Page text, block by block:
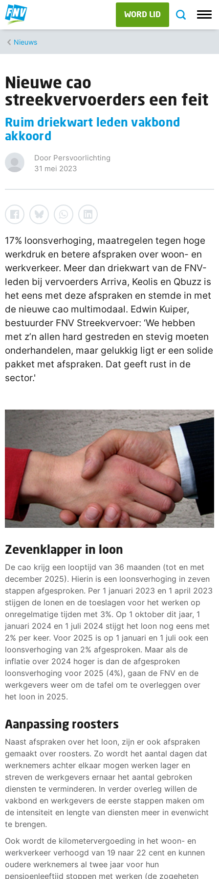
WORD LID
Nieuws
Nieuwe cao
streekvervoerders een feit
Ruim driekwart leden vakbond
akkoord
Door Persvoorlichting
31 mei 2023
17% loonsverhoging, maatregelen tegen hoge
werkdruk en betere afspraken over woon- en
werkverkeer. Meer dan driekwart van de FNV-
leden bij vervoerders Arriva, Keolis en Qbuzz is
het eens met deze afspraken en stemde in met
de nieuwe cao multimodaal. Edwin Kuiper,
bestuurder FNV Streekvervoer: ‘We hebben
met z’n allen hard gestreden en stevig moeten
onderhandelen, maar gelukkig ligt er een solide
pakket met afspraken. Dat geeft rust in de
sector.'
Zevenklapper in loon
De cao krijg een looptijd van 36 maanden (tot en met
december 2025). Hierin is een loonsverhoging in zeven
stappen afgesproken. Per 1 januari 2023 en 1 april 2023
stijgen de lonen en de toeslagen voor het werken op
onregelmatige tijden met 3%. Op 1 oktober dit jaar, 1
januari 2024 en 1 juli 2024 stijgt het loon nog eens met
2% per keer. Voor 2025 is op 1 januari en 1 juli ook een
loonsverhoging van 2% afgesproken. Maar als de
inflatie over 2024 hoger is dan de afgesproken
loonsverhoging voor 2025 (4%), gaan de FNV en de
werkgevers weer om de tafel om te overleggen over
het loon in 2025.
Aanpassing roosters
Naast afspraken over het loon, zijn er ook afspraken
gemaakt over roosters. Zo wordt het aantal dagen dat
werknemers achter elkaar mogen werken lager en
streven de werkgevers ernaar het aantal gebroken
diensten te verminderen. In verder overleg willen de
vakbond en werkgevers de eerste stappen maken om
de intensiteit en lengte van diensten meer in evenwicht
te brengen.
Ook wordt de kilometervergoeding in het woon- en
werkverkeer verhoogd van 19 naar 22 cent en kunnen
oudere werknemers al twee jaar voor hun
pensioenleeftijd stoppen met werken (de zogeheten